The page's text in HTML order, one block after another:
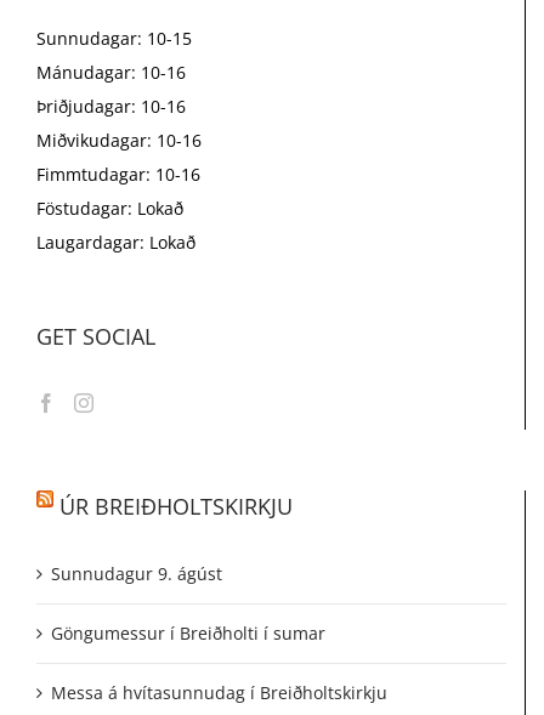
Sunnudagar: 10-15
Mánudagar: 10-16
Þriðjudagar: 10-16
Miðvikudagar: 10-16
Fimmtudagar: 10-16
Föstudagar: Lokað
Laugardagar: Lokað
GET SOCIAL
ÚR BREIÐHOLTSKIRKJU
Sunnudagur 9. ágúst
Göngumessur í Breiðholti í sumar
Messa á hvítasunnudag í Breiðholtskirkju